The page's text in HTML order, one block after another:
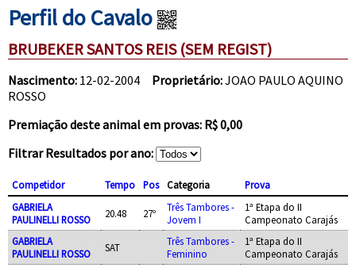
Perfil do Cavalo
BRUBEKER SANTOS REIS (SEM REGIST)
Nascimento: 12-02-2004 Proprietário:JOAO PAULO AQUINO
ROSSO
Premiação deste animal em provas: R$ 0,00
Filtrar Resultados por ano:
Competidor Tempo Pos Categoria
Prova
GABRIELA
PAULINELLI ROSSO
20.48 27º
Três Tambores -
Jovem I
1ª Etapa do II
Campeonato Carajás
GABRIELA
PAULINELLI ROSSO
SAT
Três Tambores -
Feminino
1ª Etapa do II
Campeonato Carajás